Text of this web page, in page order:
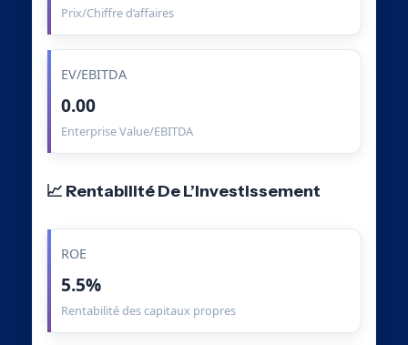
Prix/Chiffre d’affaires
EV/EBITDA
0.00
Enterprise Value/EBITDA
📈 Rentabilité De L’Investissement
ROE
5.5%
Rentabilité des capitaux propres